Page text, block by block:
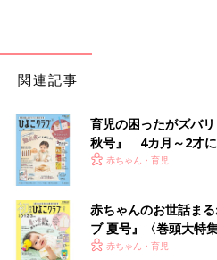
出典：Instagramアカウント「
素敵な、格子（こうし）柄のセッ
で、軽くて通気性がよく、シワに
ップスとブルマは別々にも使える
これ1枚でコーデが完成！
関連記事
育児の困ったがズバ
秋号』 4カ月～2才に
いっぱい！
赤ちゃん・育児
赤ちゃんのお世話ま
ブ 夏号』〈巻頭大特
く！ おっぱい・ミル
赤ちゃん・育児